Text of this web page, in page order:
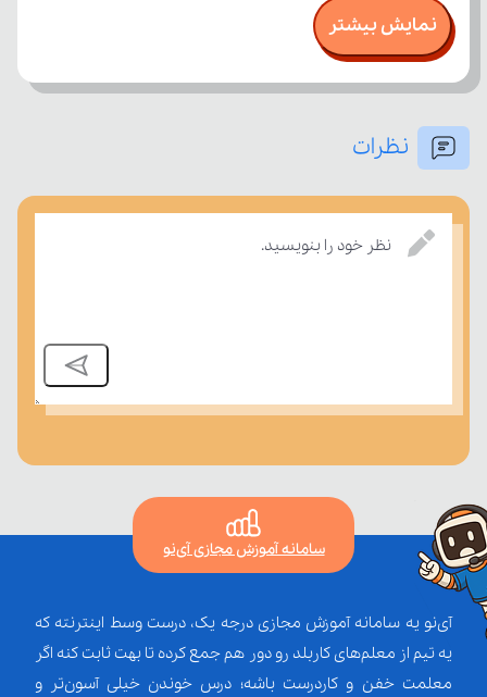
نمایش بیشتر
نظرات
نظر خود را بنویسید.
سامانه آموزش مجازی آی‌نو
آی‌نو یه سامانه آموزش مجازی درجه یک، درست وسط اینترنته که
یه تیم از معلم‌‌های کاربلد رو دور هم جمع کرده تا بهت ثابت کنه اگر
معلمت خفن و کاردرست باشه؛ درس خوندن خیلی آسون‌تر و